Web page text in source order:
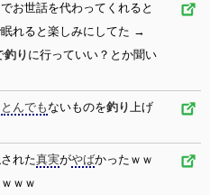
お世話を代わってくれると
れると楽しみにしてた →
釣り に行っていい？とか聞い
とんでもないものを釣り上げ
れた真実がやばかったｗｗ
ｗｗ